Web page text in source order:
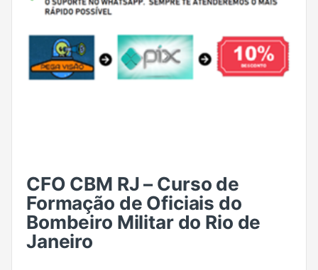
CFO CBM RJ – Curso de
Formação de Oficiais do
Bombeiro Militar do Rio de
Janeiro